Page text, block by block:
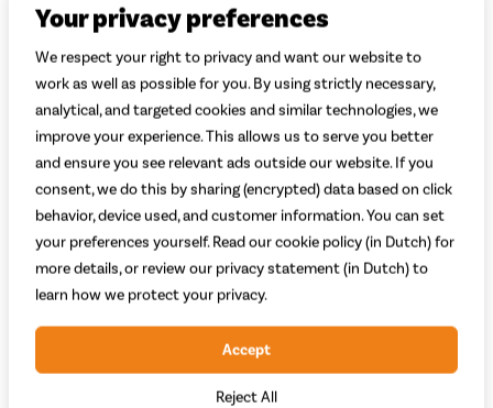
Selecteer lichaamslengte
Welke accu kies je?Uitleg
Selecteer de gewenste accu
Welk stylingpakket kies je?
Selecteer stylingpakket
Adviesprijs6.899,-
6.399,-
Begin met bestellen
Your privacy preferences
We respect your right to privacy and want our website to
work as well as possible for you. By using strictly necessary,
analytical, and targeted cookies and similar technologies, we
improve your experience. This allows us to serve you better
and ensure you see relevant ads outside our website. If you
consent, we do this by sharing (encrypted) data based on click
behavior, device used, and customer information. You can set
your preferences yourself. Read our cookie policy (in Dutch) for
more details, or review our privacy statement (in Dutch) to
learn how we protect your privacy.
Reject All
Accept